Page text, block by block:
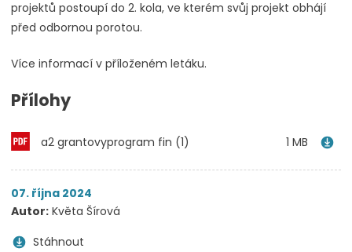
projektů postoupí do 2. kola, ve kterém svůj projekt obhájí
před odbornou porotou.
Více informací v příloženém letáku.
Přílohy
a2 grantovyprogram fin (1) 1 MB
07. října 2024
Autor: Květa Šírová
Stáhnout